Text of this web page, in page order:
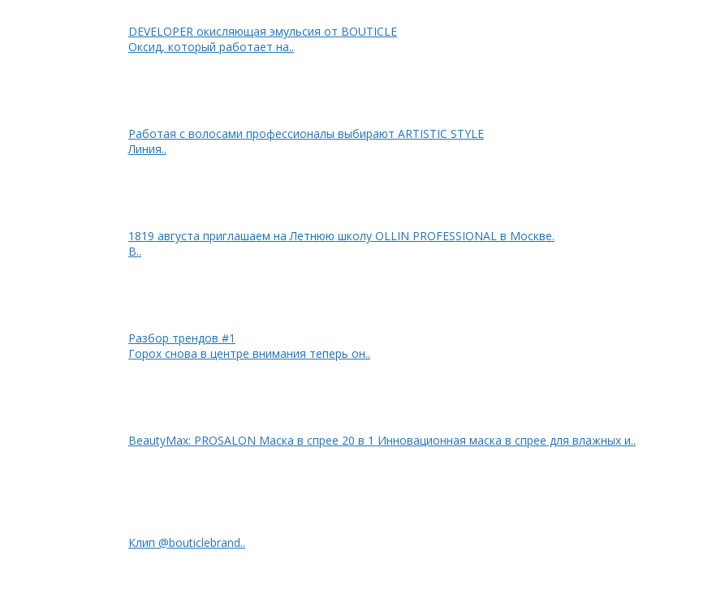
DEVELOPER окисляющая эмульсия от BOUTICLE
Оксид, который работает на..
Работая с волосами профессионалы выбирают ARTISTIC STYLE
Линия..
1819 августа приглашаем на Летнюю школу OLLIN PROFESSIONAL в Москве.
В..
Разбор трендов #1
Горох снова в центре внимания теперь он..
BeautyMax: PROSALON Маска в спрее 20 в 1 Инновационная маска в спрее для влажных и..
Клип @bouticlebrand..